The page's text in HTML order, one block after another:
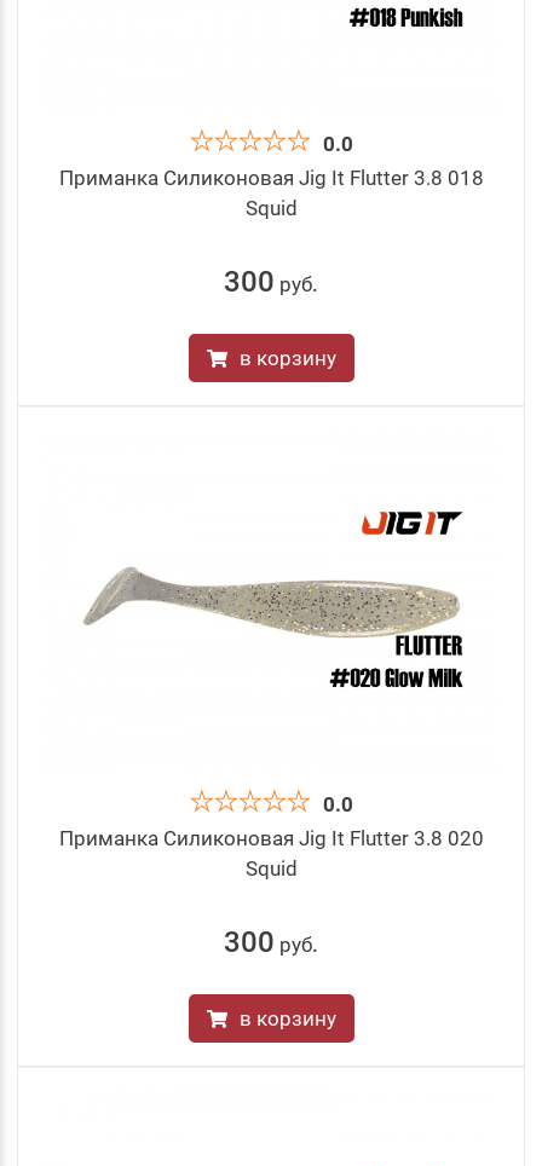
0.0
Приманка Силиконовая Jig It Flutter 3.8 018
Squid
300 руб.
в корзину
0.0
Приманка Силиконовая Jig It Flutter 3.8 020
Squid
300 руб.
в корзину